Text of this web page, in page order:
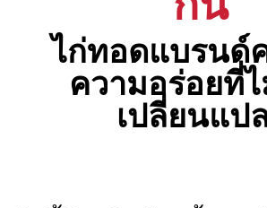
ไก่ทอดแบรนด์
ความอร่อยที่ไ
เปลี่ยนแป